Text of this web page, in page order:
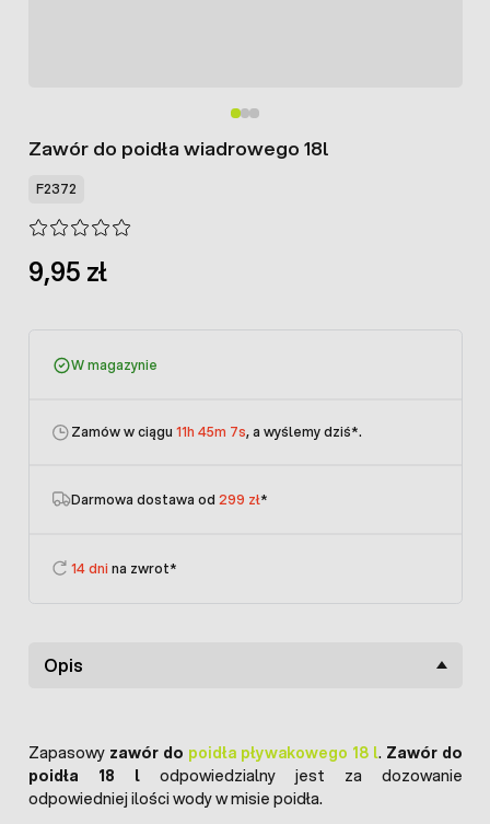
Zawór do poidła wiadrowego 18l
F2372
9,95 zł
W magazynie
Zamów w ciągu 11h 45m 7s, a wyślemy dziś*.
Darmowa dostawa od 299 zł*
14 dni na zwrot*
Opis
Zapasowy zawór do poidła pływakowego 18 l. Zawór do
poidła 18 lodpowiedzialny jest za dozowanie
odpowiedniej ilości wody w misie poidła.